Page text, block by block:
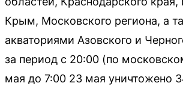
Крым, Московского региона, а
акваториями Азовского и
за период с 20:00 (по
мая до 7:00 23 мая уничтожено